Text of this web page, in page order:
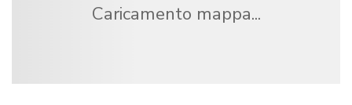
Caricamento mappa...